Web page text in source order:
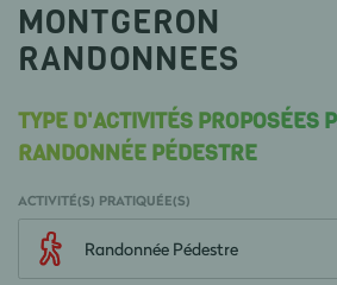
MONTGERON
RANDONNEES
TYPE D'ACTIVITÉS PROPOSÉES
RANDONNÉE PÉDESTRE
ACTIVITÉ(S) PRATIQUÉE(S)
Randonnée Pédestre